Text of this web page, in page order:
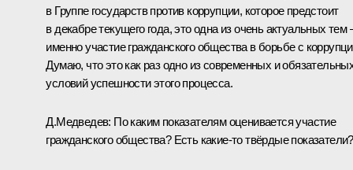
в Группе государств против коррупции, которое предстоит
в декабре текущего года, это одна из очень актуальных тем
именно участие гражданского общества в борьбе с
Думаю, что это как раз одно из современных и
условий успешности этого процесса.
Д.Медведев: По каким показателям оценивается участие
гражданского общества? Есть какие‑то твёрдые показатели?